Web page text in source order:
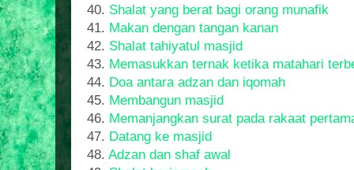
40. Shalat yang berat bagi orang munafik
41. Makan dengan tangan kanan
42. Shalat tahiyatul masjid
43. Memasukkan ternak ketika matahari
44. Doa antara adzan dan iqomah
45. Membangun masjid
46. Memanjangkan surat pada rakaat
47. Datang ke masjid
48. Adzan dan shaf awal